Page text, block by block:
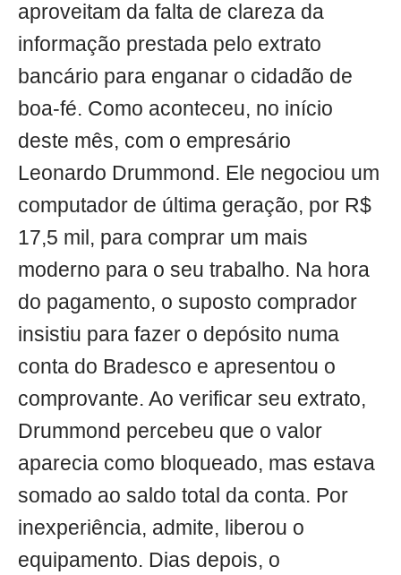
aproveitam da falta de clareza da
informação prestada pelo extrato
bancário para enganar o cidadão de
boa-fé. Como aconteceu, no início
deste mês, com o empresário
Leonardo Drummond. Ele negociou um
computador de última geração, por R$
17,5 mil, para comprar um mais
moderno para o seu trabalho. Na hora
do pagamento, o suposto comprador
insistiu para fazer o depósito numa
conta do Bradesco e apresentou o
comprovante. Ao verificar seu extrato,
Drummond percebeu que o valor
aparecia como bloqueado, mas estava
somado ao saldo total da conta. Por
inexperiência, admite, liberou o
equipamento. Dias depois, o